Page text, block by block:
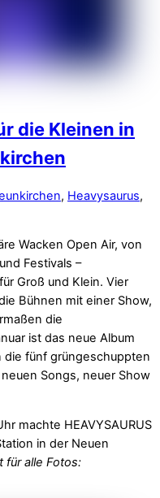
die Kleinen in
, Heavysaurus,
Wacken Open Air, von
Festivals –
Groß und Klein. Vier
Bühnen mit einer Show,
die
ist das neue Album
die fünf grüngeschuppten
Songs, neuer Show
machte HEAVYSAURUS
in der Neuen
für alle Fotos: